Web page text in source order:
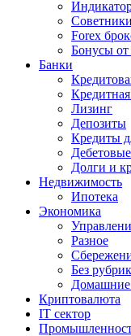
Forex
Бонусы от
Банки
Кредитная
Лизинг
Депозиты
Кредиты
Долги и
Недвижимость
Ипотека
Экономика
Разное
Без
Криптовалюта
IT сектор